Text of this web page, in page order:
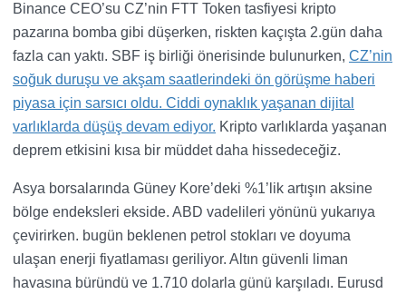
Binance CEO’su CZ’nin FTT Token tasfiyesi kripto
pazarına bomba gibi düşerken, riskten kaçışta 2.gün daha
fazla can yaktı. SBF iş birliği önerisinde bulunurken, CZ’nin
soğuk duruşu ve akşam saatlerindeki ön görüşme haberi
piyasa için sarsıcı oldu. Ciddi oynaklık yaşanan dijital
varlıklarda düşüş devam ediyor. Kripto varlıklarda yaşanan
deprem etkisini kısa bir müddet daha hissedeceğiz.
Asya borsalarında Güney Kore’deki %1’lik artışın aksine
bölge endeksleri ekside. ABD vadelileri yönünü yukarıya
çevirirken. bugün beklenen petrol stokları ve doyuma
ulaşan enerji fiyatlaması geriliyor. Altın güvenli liman
havasına büründü ve 1.710 dolarla günü karşıladı. Eurusd